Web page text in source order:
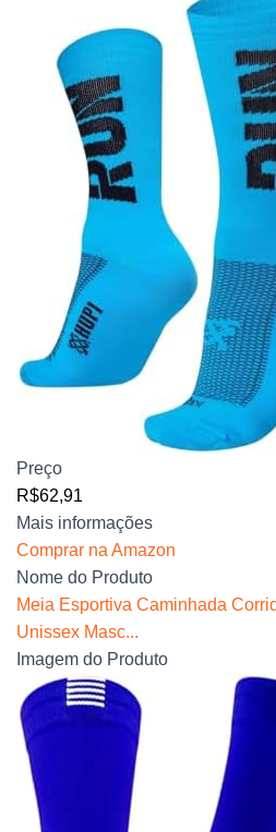
Preço
R$62,91
Mais informações
Comprar na Amazon
Nome do Produto
Meia Esportiva Caminhada
Unissex Masc...
Imagem do Produto